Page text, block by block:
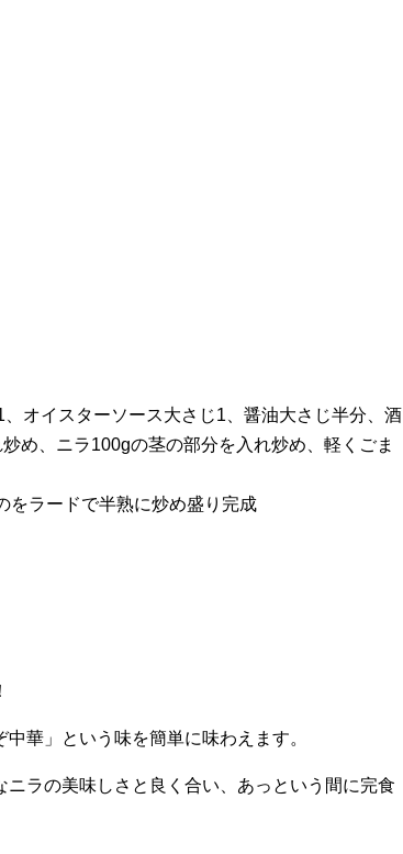
オイスターソース大さじ1、醤油大さじ半分、酒
め、ニラ100gの茎の部分を入れ炒め、軽くごま
をラードで半熟に炒め盛り完成
華」という味を簡単に味わえます。
ラの美味しさと良く合い、あっという間に完食